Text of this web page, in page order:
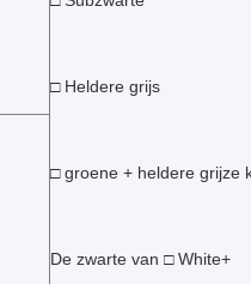
□ Heldere grijs
□ groene + heldere grijze
De zwarte van □ White+